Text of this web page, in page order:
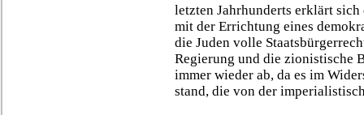
letzten Jahrhunderts erklärt
mit der Errichtung eines
die Juden volle
Regierung und die zionistische
immer wieder ab, da es im
stand, die von der